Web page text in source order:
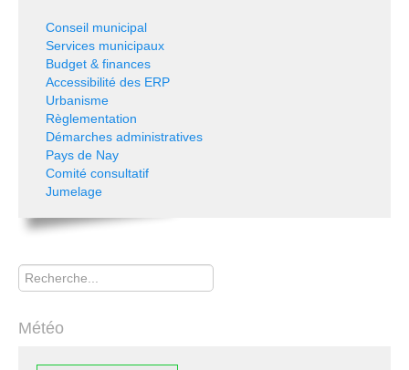
Conseil municipal
Services municipaux
Budget & finances
Accessibilité des ERP
Urbanisme
Règlementation
Démarches administratives
Pays de Nay
Comité consultatif
Jumelage
Rechercher
Météo